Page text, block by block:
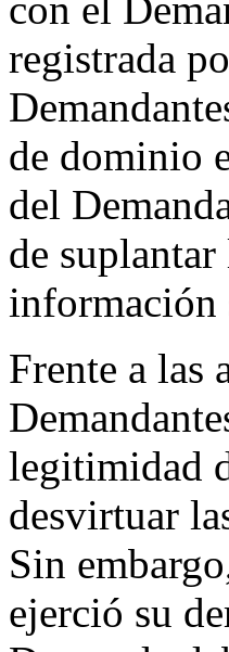
con el
registrada
de dominio
del
de
información
Frente a las
legitimidad
desvirtuar
Sin
ejerció su